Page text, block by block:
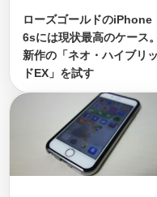
ローズゴールドのiPhone
6sには現状最高のケース。
新作の「ネオ・ハイブリッ
ドEX」を試す